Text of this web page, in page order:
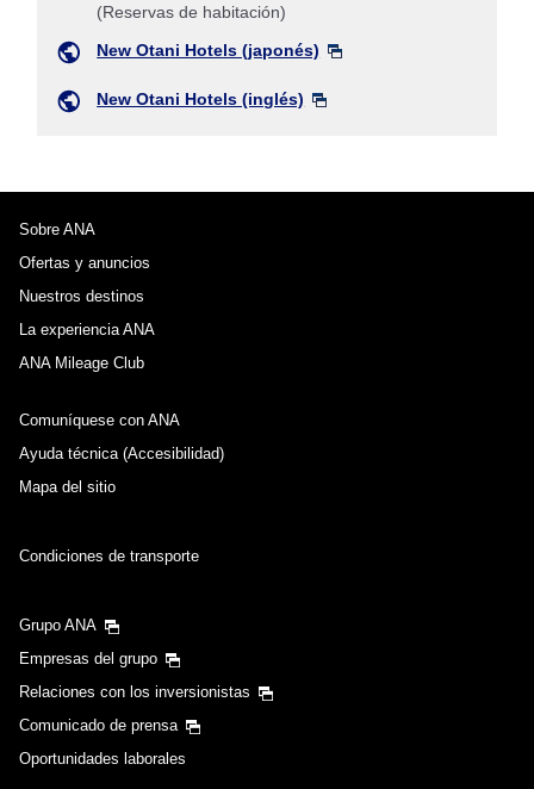
(Reservas de habitación)
New Otani Hotels (japonés)
New Otani Hotels (inglés)
Sobre ANA
Ofertas y anuncios
Nuestros destinos
La experiencia ANA
ANA Mileage Club
Comuníquese con ANA
Ayuda técnica (Accesibilidad)
Mapa del sitio
Condiciones de transporte
Grupo ANA
Empresas del grupo
Relaciones con los inversionistas
Comunicado de prensa
Oportunidades laborales